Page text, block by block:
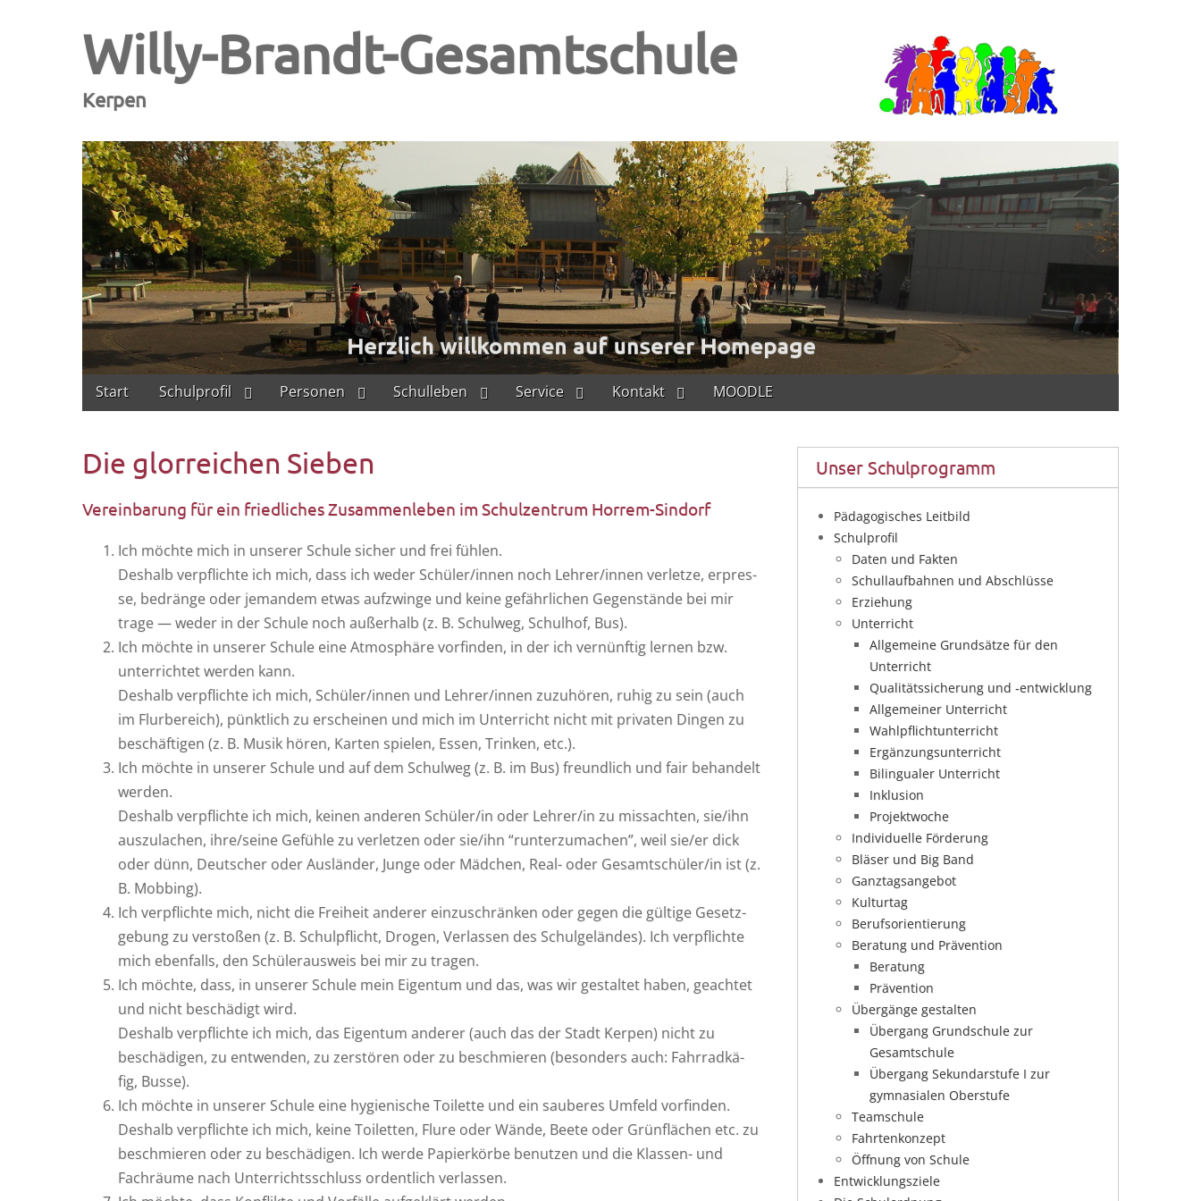
Willy-Brandt-Gesamtschule
Kerpen
Main
menu
Skip
to
Start Schulprofil Personen Schulleben Service Kontakt MOODLE
Die glorreichen Sieben
Vereinbarung für ein friedliches Zusammenleben im Schulzentrum Horrem-Sindorf
Ich möch­te mich in unse­rer Schu­le sicher und frei fühlen.
Des­halb ver­pflich­te ich mich, dass ich weder Schüler/innen noch Lehrer/innen ver­let­ze, erpres­
se, bedrän­ge oder jeman­dem etwas auf­zwin­ge und kei­ne gefähr­li­chen Gegen­stän­de bei mir
tra­ge — weder in der Schu­le noch außer­halb (z. B. Schul­weg, Schul­hof, Bus).
Ich möch­te in unse­rer Schu­le eine Atmo­sphä­re vor­fin­den, in der ich ver­nünf­tig ler­nen bzw.
unter­rich­tet wer­den kann.
Des­halb ver­pflich­te ich mich, Schüler/innen und Lehrer/innen zuzu­hö­ren, ruhig zu sein (auch
im Flur­be­reich), pünkt­lich zu erschei­nen und mich im Unter­richt nicht mit pri­va­ten Din­gen zu
beschäf­ti­gen (z. B. Musik hören, Kar­ten spie­len, Essen, Trin­ken, etc.).
Ich möch­te in unse­rer Schu­le und auf dem Schul­weg (z. B. im Bus) freund­lich und fair behan­delt
werden.
Des­halb ver­pflich­te ich mich, kei­nen ande­ren Schüler/in oder Lehrer/in zu miss­ach­ten, sie/ihn
aus­zu­la­chen, ihre/seine Gefüh­le zu ver­let­zen oder sie/ihn “run­ter­zu­ma­chen”, weil sie/er dick
oder dünn, Deut­scher oder Aus­län­der, Jun­ge oder Mäd­chen, Real- oder Gesamtschüler/in ist (z.
B. Mobbing).
Ich ver­pflich­te mich, nicht die Frei­heit ande­rer ein­zu­schrän­ken oder gegen die gül­ti­ge Gesetz­
ge­bung zu ver­sto­ßen (z. B. Schul­pflicht, Dro­gen, Ver­las­sen des Schul­ge­län­des). Ich ver­pflich­te
mich eben­falls, den Schü­ler­aus­weis bei mir zu tragen.
Ich möch­te, dass, in unse­rer Schu­le mein Eigen­tum und das, was wir gestal­tet haben, geach­tet
und nicht beschä­digt wird.
Des­halb ver­pflich­te ich mich, das Eigen­tum ande­rer (auch das der Stadt Ker­pen) nicht zu
beschä­di­gen, zu ent­wen­den, zu zer­stö­ren oder zu beschmie­ren (beson­ders auch: Fahr­rad­kä­
fig, Busse).
Ich möch­te in unse­rer Schu­le eine hygie­ni­sche Toi­let­te und ein sau­be­res Umfeld vorfinden.
Des­halb ver­pflich­te ich mich, kei­ne Toi­let­ten, Flu­re oder Wän­de, Bee­te oder Grün­flä­chen etc. zu
beschmie­ren oder zu beschä­di­gen. Ich wer­de Papier­kör­be benut­zen und die Klas­sen- und
Fach­räu­me nach Unter­richts­schluss ordent­lich verlassen.
Unser Schulprogramm
Pädagogisches Leitbild
Schulprofil
Daten und Fakten
Schullaufbahnen und Abschlüsse
Erziehung
Unterricht
Allgemeine Grundsätze für den
Unterricht
Qualitätssicherung und ‑entwicklung
Allgemeiner Unterricht
Wahlpflichtunterricht
Ergänzungsunterricht
Bilingualer Unterricht
Inklusion
Projektwoche
Individuelle Förderung
Bläser und Big Band
Ganztagsangebot
Kulturtag
Berufsorientierung
Beratung und Prävention
Beratung
Prävention
Übergänge gestalten
Übergang Grundschule zur
Gesamtschule
Übergang Sekundarstufe I zur
gymnasialen Oberstufe
Teamschule
Fahrtenkonzept
Öffnung von Schule
Entwicklungsziele